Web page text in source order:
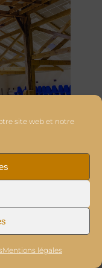
site web et notre
Mentions légales